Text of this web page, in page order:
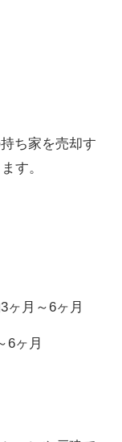
ち家を売却す
す。
ヶ月～6ヶ月
6ヶ月